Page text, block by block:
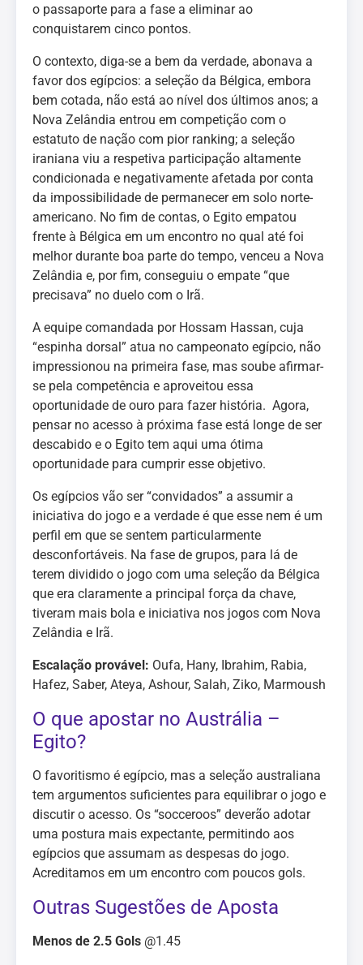
o passaporte para a fase a eliminar ao
conquistarem cinco pontos.
O contexto, diga-se a bem da verdade, abonava a
favor dos egípcios: a seleção da Bélgica, embora
bem cotada, não está ao nível dos últimos anos; a
Nova Zelândia entrou em competição com o
estatuto de nação com pior ranking; a seleção
iraniana viu a respetiva participação altamente
condicionada e negativamente afetada por conta
da impossibilidade de permanecer em solo norte-
americano. No fim de contas, o Egito empatou
frente à Bélgica em um encontro no qual até foi
melhor durante boa parte do tempo, venceu a Nova
Zelândia e, por fim, conseguiu o empate “que
precisava” no duelo com o Irã.
A equipe comandada por Hossam Hassan, cuja
“espinha dorsal” atua no campeonato egípcio, não
impressionou na primeira fase, mas soube afirmar-
se pela competência e aproveitou essa
oportunidade de ouro para fazer história. Agora,
pensar no acesso à próxima fase está longe de ser
descabido e o Egito tem aqui uma ótima
oportunidade para cumprir esse objetivo.
Os egípcios vão ser “convidados” a assumir a
iniciativa do jogo e a verdade é que esse nem é um
perfil em que se sentem particularmente
desconfortáveis. Na fase de grupos, para lá de
terem dividido o jogo com uma seleção da Bélgica
que era claramente a principal força da chave,
tiveram mais bola e iniciativa nos jogos com Nova
Zelândia e Irã.
Escalação provável: Oufa, Hany, Ibrahim, Rabia,
Hafez, Saber, Ateya, Ashour, Salah, Ziko, Marmoush
O que apostar no Austrália –
Egito?
O favoritismo é egípcio, mas a seleção australiana
tem argumentos suficientes para equilibrar o jogo e
discutir o acesso. Os “socceroos” deverão adotar
uma postura mais expectante, permitindo aos
egípcios que assumam as despesas do jogo.
Acreditamos em um encontro com poucos gols.
Outras Sugestões de Aposta
Menos de 2.5 Gols @1.45